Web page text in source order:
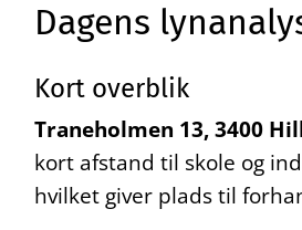
Dagens
Kort overblik
Traneholmen 13, 3400
kort afstand til skole og
hvilket giver plads til